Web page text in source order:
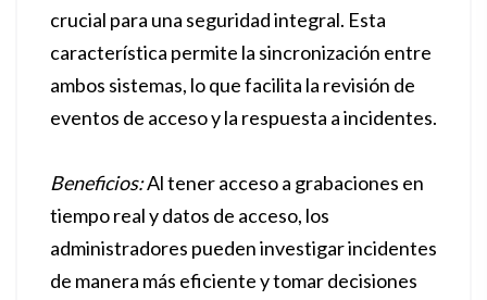
crucial para una seguridad integral. Esta
característica permite la sincronización entre
ambos sistemas, lo que facilita la revisión de
eventos de acceso y la respuesta a incidentes.
Beneficios:Al tener acceso a grabaciones en
tiempo real y datos de acceso, los
administradores pueden investigar incidentes
de manera más eficiente y tomar decisiones